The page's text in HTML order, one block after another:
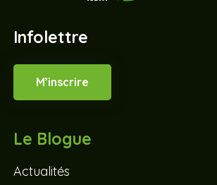
Infolettre
M’inscrire
Le Blogue
Actualités